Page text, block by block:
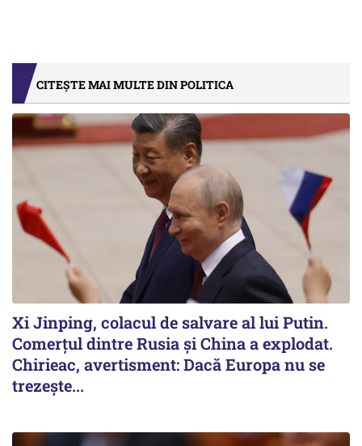
CITEȘTE MAI MULTE DIN POLITICA
Xi Jinping, colacul de salvare al lui Putin.
Comerțul dintre Rusia și China a explodat.
Chirieac, avertisment: Dacă Europa nu se
trezește...